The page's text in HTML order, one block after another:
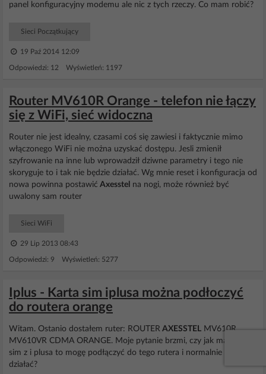
panel konfiguracyjny modemu ale nic z tych rzeczy. Co mam robić?
Sieci Początkujący
19 Paź 2014 12:09
Odpowiedzi: 12 Wyświetleń: 1197
Router MV610R Orange - telefon nie łączy
się z WiFi, sieć widoczna
Router nie jest idealny, czasami coś się zawiesi i faktycznie mimo
włączonego WiFi nie można uzyskać dostępu. Jesli zmienił
szyfrowanie na inne lub wprowadził dziwne parametry i tego nie
skoryguje to i tak nie będzie działać. Wg mnie reset i konfiguracja od
nowa powinna postawić Axesstel na nogi, może również być
uwalony sam router
Sieci WiFi
29 Lip 2013 08:43
Odpowiedzi: 9 Wyświetleń: 5277
Iplus - Karta sim iplusa można podłoczyć
do routera orange
Witam. Ostanio dostałem ruter: ROUTER AXESSTEL MV610R
MV610VR CDMA ORANGE. Moje pytanie brzmi, czy jak mam kartę
sim z i plusa to mogę podłączyć do tego rutera i normalnie będzie
działać?